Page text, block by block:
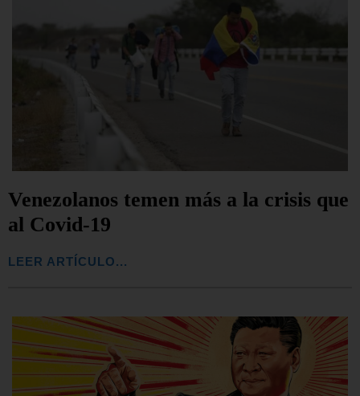
Venezolanos temen más a la crisis que
al Covid-19
LEER ARTÍCULO...